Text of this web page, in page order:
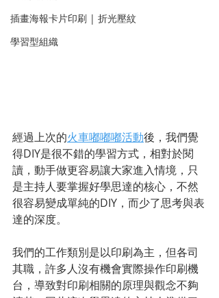
插畫海報卡片印刷 | 折光壓紋
學習型組織
經過上次的火車嘟嘟嘟活動後，我們覺
得DIY是很不錯的學習方式，相對於閱
讀，動手做更容易讓大家進入情境，只
是主持人要掌握好學思達的核心，不然
很容易變成單純的DIY，而少了思考與表
達的深度。
我們的工作類別是以印刷為主，但各司
其職，許多人沒有機會實際操作印刷機
台，導致對印刷相關的原理與觀念不夠